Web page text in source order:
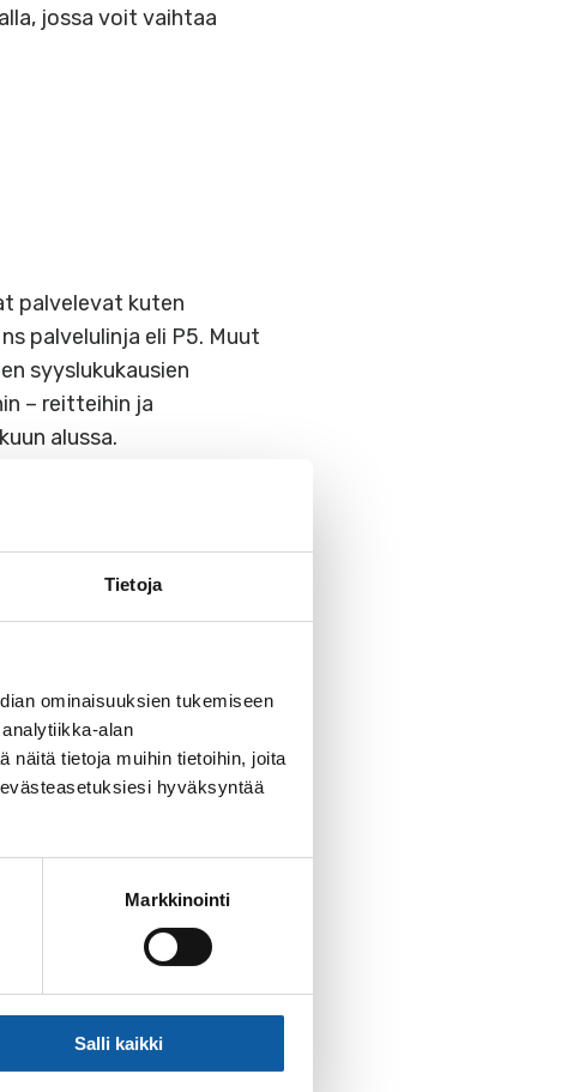
Tietoja
ominaisuuksien tukemiseen
alan
näitä tietoja muihin tietoihin, joita
hyväksyntää
Markkinointi
Salli kaikki
jossa voit vaihtaa
palvelevat kuten
palvelulinja eli P5. Muut
syyslukukausien
– reitteihin ja
alussa.
uudessa
1.7. – 10.8., ja